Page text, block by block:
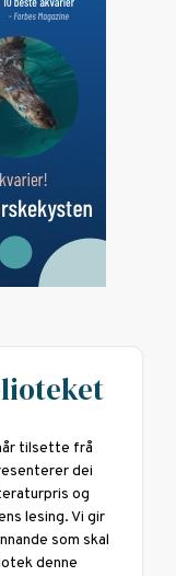
tilsette frå
dei
og
lesing. Vi gir
som skal
denne